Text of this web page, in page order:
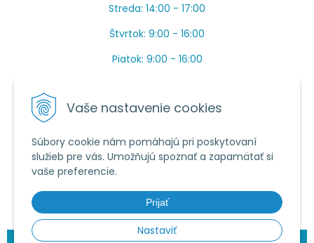
Vaše nastavenie cookies
Súbory cookie nám pomáhajú pri poskytovaní
služieb pre vás. Umožňujú spoznať a zapamätať si
vaše preferencie.
Prijať
Nastaviť
Streda: 14:00 - 17:00
Štvrtok: 9:00 - 16:00
Piatok: 9:00 - 16:00
Máme toho veľa v sezóne, ak sa nedovoláte, píšte
prosím mail.
Tel.:034 / 20 20 444
E-mail:objednavky@vcelieule-bozik.sk